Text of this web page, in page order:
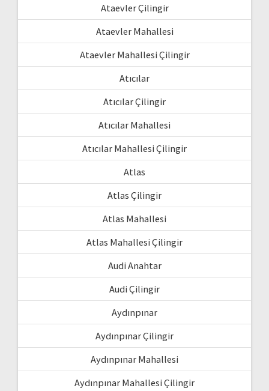
Ataevler Çilingir
Ataevler Mahallesi
Ataevler Mahallesi Çilingir
Atıcılar
Atıcılar Çilingir
Atıcılar Mahallesi
Atıcılar Mahallesi Çilingir
Atlas
Atlas Çilingir
Atlas Mahallesi
Atlas Mahallesi Çilingir
Audi Anahtar
Audi Çilingir
Aydınpınar
Aydınpınar Çilingir
Aydınpınar Mahallesi
Aydınpınar Mahallesi Çilingir